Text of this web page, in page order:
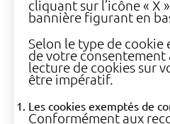
cliquant sur l’icône « X
bannière figurant en
Selon le type de cookie
de votre consentement
lecture de cookies sur
être impératif.
Les cookies exemptés de
Conformément aux